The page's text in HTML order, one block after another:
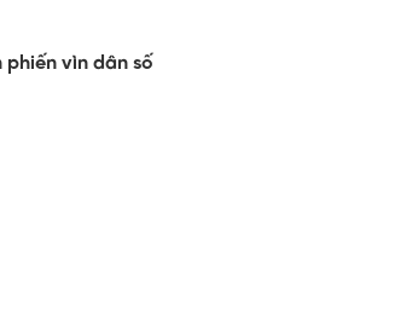
phiến vìn dân số